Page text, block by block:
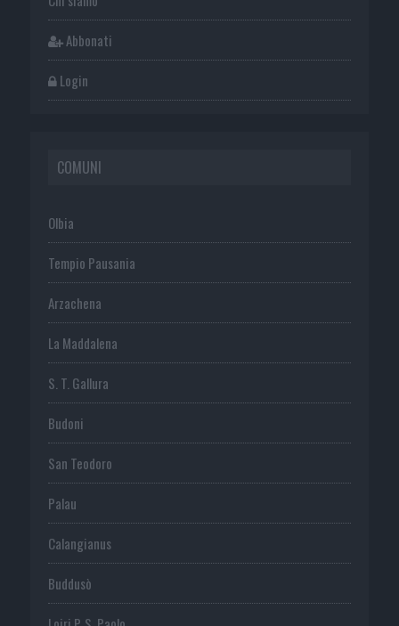
Abbonati
Login
COMUNI
Olbia
Tempio Pausania
Arzachena
La Maddalena
S. T. Gallura
Budoni
San Teodoro
Palau
Calangianus
Buddusò